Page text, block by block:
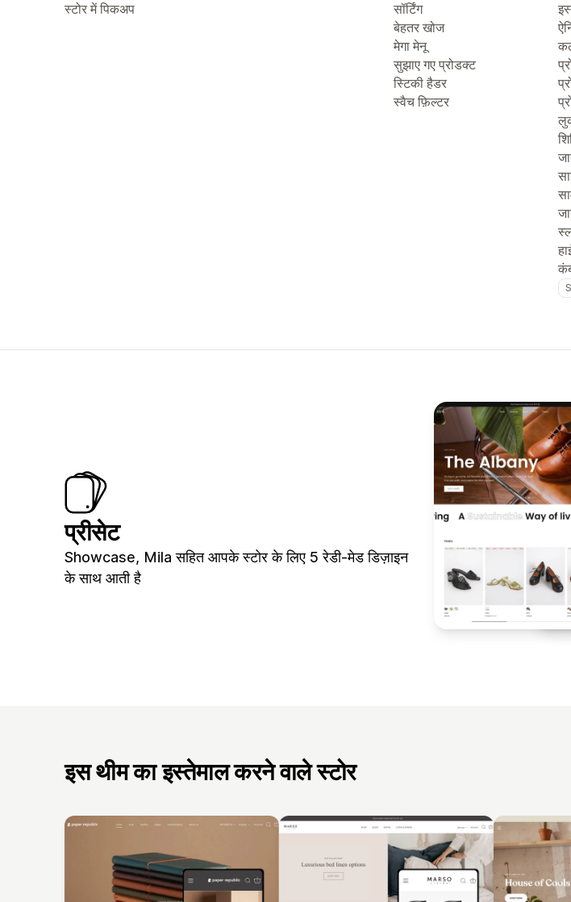
स्टोर में पिकअप
सॉर्टिंग
बेहतर खोज
मेगा मेनू
सुझाए गए प्रोडक्ट
स्टिकी हैडर
स्वैच फ़िल्टर
प्रीसेट
Showcase, Mila सहित आपके स्टोर के लिए 5 रेडी-मेड डिज़ाइन
के साथ आती है
इस थीम का इस्तेमाल करने वाले स्टोर